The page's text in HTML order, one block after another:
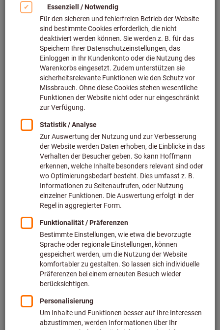
Bild zum Vergrößern anklicken
Preis pro 1 Stück
zzgl. Versandkosten
Netto: 8,01 €